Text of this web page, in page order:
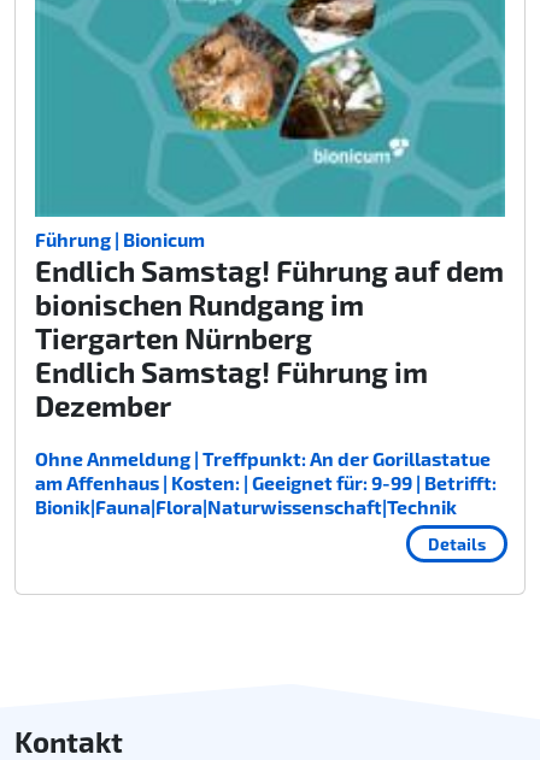
Führung | Bionicum
Endlich Samstag! Führung auf dem
bionischen Rundgang im
Tiergarten Nürnberg
Endlich Samstag! Führung im
Dezember
Ohne Anmeldung | Treffpunkt: An der Gorillastatue
am Affenhaus | Kosten: | Geeignet für: 9-99 | Betrifft:
Bionik|Fauna|Flora|Naturwissenschaft|Technik
Details
Kontakt